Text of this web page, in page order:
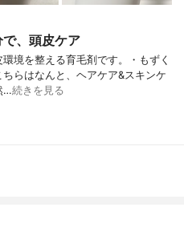
で、頭皮ケア
境を整える育毛剤です。・もずく
らはなんと、ヘアケア&スキンケ
…続きを見る